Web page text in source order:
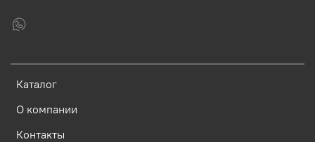
Каталог
О компании
Контакты